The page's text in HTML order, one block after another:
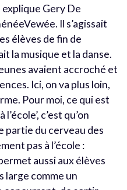
explique Gery De
Il s’agissait
élèves de fin de
la musique et la danse.
avaient accroché et
Ici, on va plus loin,
Pour moi, ce qui est
c’est qu’on
partie du cerveau des
pas à l’école :
aussi aux élèves
large comme un